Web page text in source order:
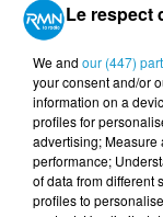
Votre n° de
Le respect
We and our (447)
your consent and/or
information on a
profiles for
advertising; Measure
performance;
of data from different
profiles to